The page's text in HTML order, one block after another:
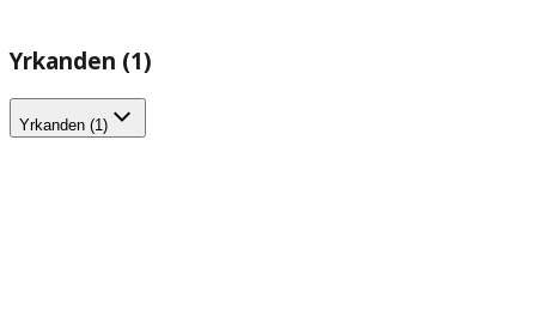
Yrkanden (1)
Yrkanden (1)